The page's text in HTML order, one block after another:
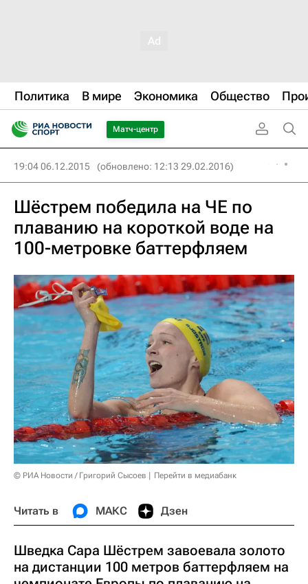
Политика В мире Экономика Общество
Матч-центр
19:04 06.12.2015 (обновлено: 12:13 29.02.2016)
Шёстрем победила на ЧЕ по
плаванию на короткой воде на
100-метровке баттерфляем
© РИА Новости / Григорий Сысоев Перейти в медиабанк
Читать в МАКС Дзен
Шведка Сара Шёстрем завоевала золото
на дистанции 100 метров баттерфляем на